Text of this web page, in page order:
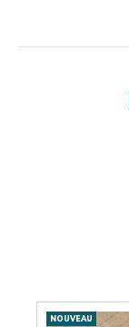
NOUVEAU